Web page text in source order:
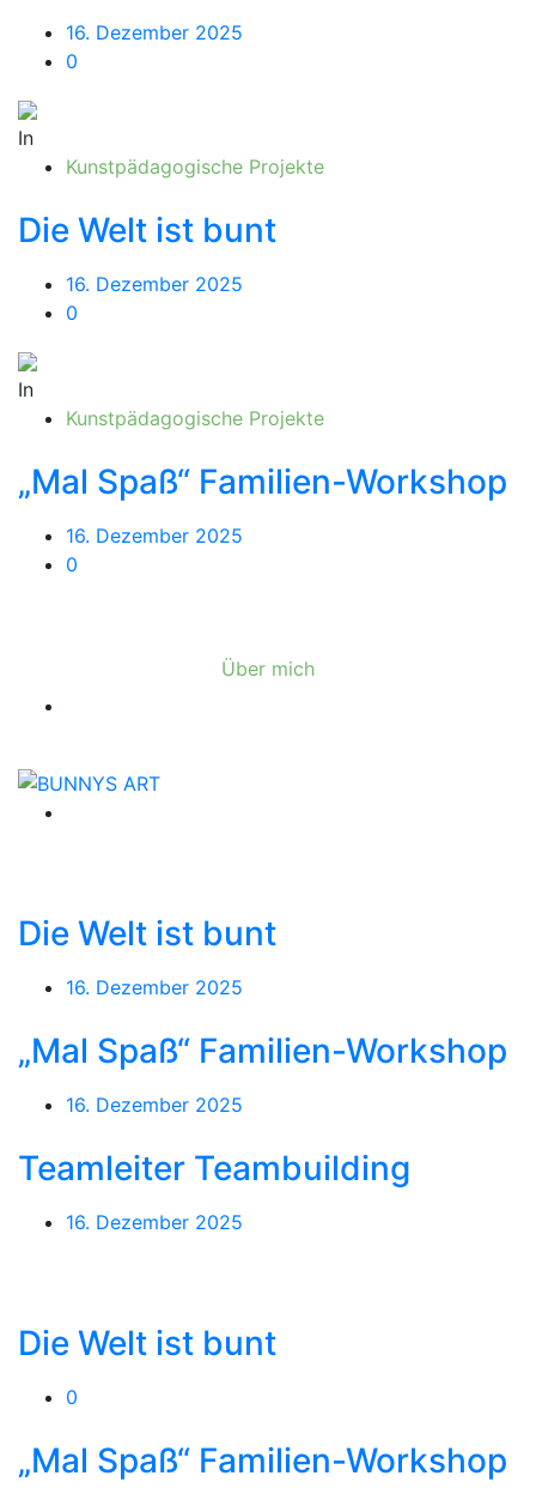
16. Dezember 2025
0
In
Kunstpädagogische Projekte
Die Welt ist bunt
16. Dezember 2025
0
In
Kunstpädagogische Projekte
„Mal Spaß“ Familien-Workshop
16. Dezember 2025
0
Über mich
Die Welt ist bunt
16. Dezember 2025
„Mal Spaß“ Familien-Workshop
16. Dezember 2025
Teamleiter Teambuilding
16. Dezember 2025
Die Welt ist bunt
0
„Mal Spaß“ Familien-Workshop